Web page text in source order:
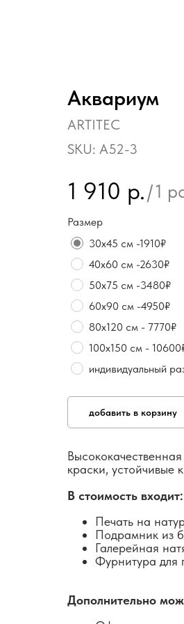
Аквариум
ARTITEC
SKU: А52-3
1 910 р./1
Размер
30х45 см -1910₽
40х60 см -2630₽
50х75 см -3480₽
60х90 см -4950₽
80х120 см - 7770₽
100х150 см -
индивидуальный
добавить в корзину
краски, устойчивые
В стоимость входит:
Печать на
Подрамник из
Галерейная
Фурнитура для
Дополнительно